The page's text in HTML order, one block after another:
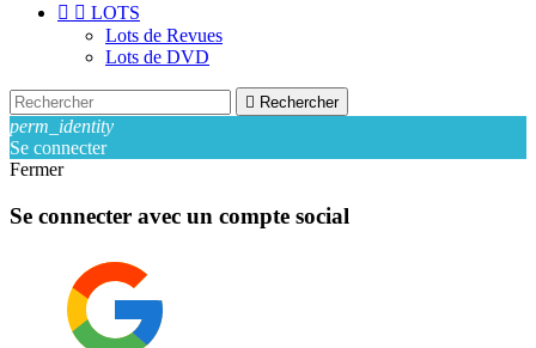
  LOTS
Lots de Revues
Lots de DVD
 Rechercher
perm_identity
Se connecter
Fermer
Se connecter avec un compte social